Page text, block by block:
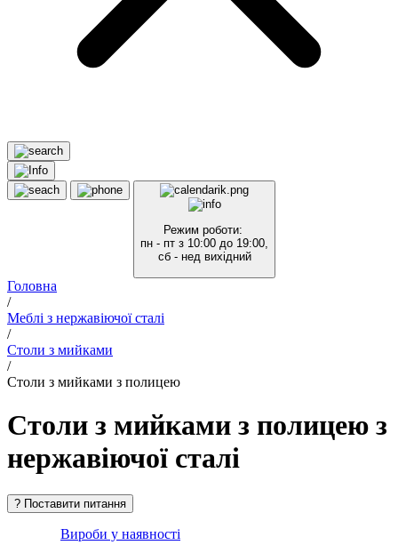
Режим роботи:
пн - пт з 10:00 до 19:00,
сб - нед вихідний
Головна
/
Меблі з нержавіючої сталі
/
Столи з мийками
/
Столи з мийками з полицею
Столи з мийками з полицею з
нержавіючої сталі
Вироби у наявності